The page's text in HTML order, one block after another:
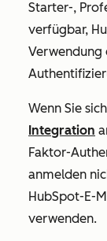
Starter-,
verfügbar,
Verwendung
Wenn Sie
Integration
Faktor-
anmelden
HubSpot-E-
verwenden.